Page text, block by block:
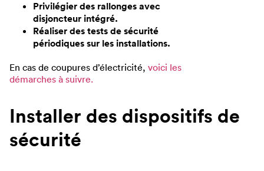
Privilégier des rallonges avec
disjoncteur intégré.
Réaliser des tests de sécurité
périodiques sur les installations.
En cas de coupures d’électricité, voici les
démarches à suivre.
Installer des dispositifs de
sécurité